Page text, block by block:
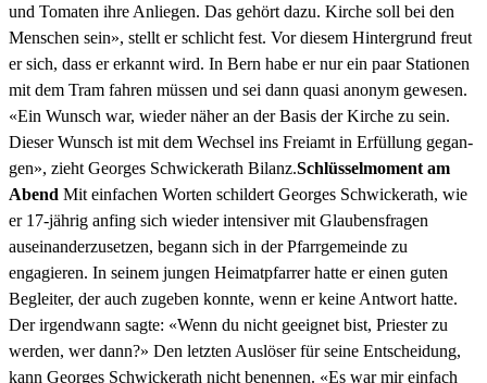
und Tomat­en ihre Anliegen. Das gehört dazu. Kirche soll bei den
Men­schen sein», stellt er schlicht fest. Vor diesem Hin­ter­grund freut
er sich, dass er erkan­nt wird. In Bern habe er nur ein paar Sta­tio­nen
mit dem Tram fahren müssen und sei dann qua­si anonym gewe­sen.
«Ein Wun­sch war, wieder näher an der Basis der Kirche zu sein.
Dieser Wun­sch ist mit dem Wech­sel ins Freiamt in Erfül­lung gegan­
gen», zieht Georges Schwick­erath Bilanz.Schlüs­sel­mo­ment am
Abend Mit ein­fachen Worten schildert Georges Schwick­erath, wie
er 17-jährig anf­ing sich wieder inten­siv­er mit Glaubens­fra­gen
auseinan­derzuset­zen, begann sich in der Pfar­rge­meinde zu
engagieren. In seinem jun­gen Heimatp­far­rer hat­te er einen guten
Begleit­er, der auch zugeben kon­nte, wenn er keine Antwort hat­te.
Der irgend­wann sagte: «Wenn du nicht geeignet bist, Priester zu
wer­den, wer dann?» Den let­zten Aus­lös­er für seine Entschei­dung,
kann Georges Schwick­erath nicht benen­nen. «Es war mir ein­fach